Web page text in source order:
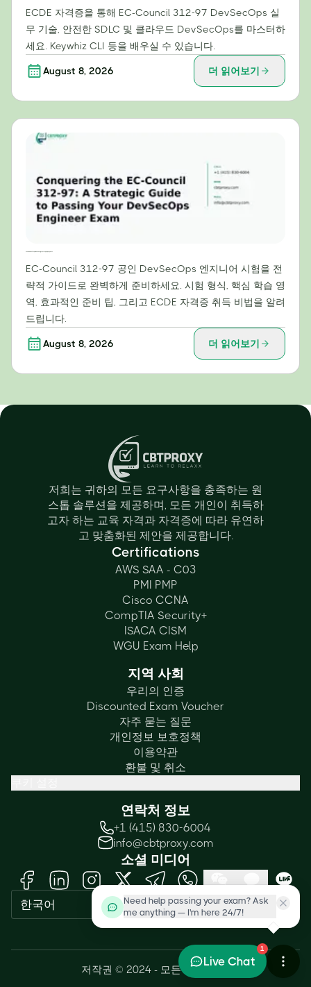
ECDE 자격증을 통해 EC-Council 312-97 DevSecOps 실
무 기술, 안전한 SDLC 및 클라우드 DevSecOps를 마스터하
세요. Keywhiz CLI 등을 배우실 수 있습니다.
August 8, 2026 더 읽어보기
EC-Council 312-97 공인 DevSecOps 엔지니어 시험을 전
략적 가이드로 완벽하게 준비하세요. 시험 형식, 핵심 학습 영
역, 효과적인 준비 팁, 그리고 ECDE 자격증 취득 비법을 알려
드립니다.
August 8, 2026 더 읽어보기
저희는 귀하의 모든 요구사항을 충족하는 원
스톱 솔루션을 제공하며, 모든 개인이 취득하
고자 하는 교육 자격과 자격증에 따라 유연하
고 맞춤화된 제안을 제공합니다.
Certifications
AWS SAA - C03
PMI PMP
Cisco CCNA
CompTIA Security+
ISACA CISM
WGU Exam Help
지역 사회
우리의 인증
Discounted Exam Voucher
자주 묻는 질문
개인정보 보호정책
이용약관
환불 및 취소
연락처 정보
+1 (415) 830-6004
info@cbtproxy.com
소셜 미디어
한국어
저작권 © 2024 - 모든 권리 보유.
Need help passing your exam? Ask
me anything — I'm here 24/7!
1
Live Chat